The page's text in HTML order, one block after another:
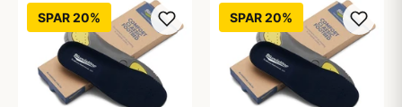
SPAR 20% SPAR 20%